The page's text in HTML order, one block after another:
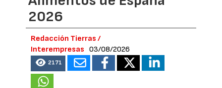
2026
Redacción Tierras /
Interempresas
03/08/2026
2171